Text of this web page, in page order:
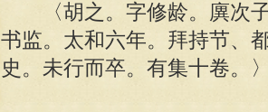
〈胡之。字修龄。廙次子
书监。太和六年。拜持节、
史。未行而卒。有集十卷。